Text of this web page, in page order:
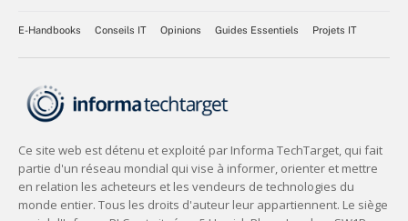
E-Handbooks Conseils IT Opinions Guides Essentiels Projets IT